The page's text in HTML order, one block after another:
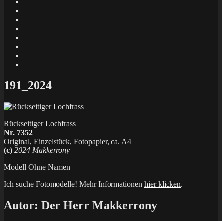
X
191_2024
Rückseitiger Lochfrass
Nr. 7352
Original, Einzelstück, Fotopapier, ca. A4
(c) 2024 Makkerrony
Modell Ohne Namen
Ich suche Fotomodelle! Mehr Informationen hier klicken.
Autor: Der Herr Makkerrony